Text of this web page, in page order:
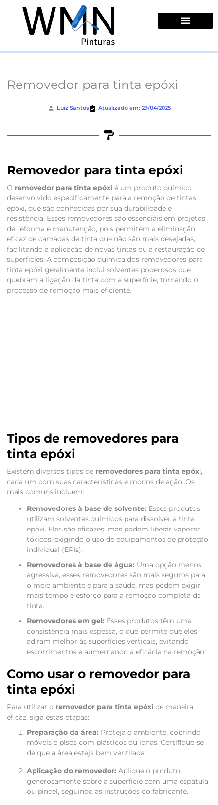
conteúdo
Removedor para tinta epóxi
Luiz Santos Atualizado em: 29/04/2025
Removedor para tinta epóxi
O removedor para tinta epóxié um produto químico
desenvolvido especificamente para a remoção de tintas
epóxi, que são conhecidas por sua durabilidade e
resistência. Esses removedores são essenciais em projetos
de reforma e manutenção, pois permitem a eliminação
eficaz de camadas de tinta que não são mais desejadas,
facilitando a aplicação de novas tintas ou a restauração de
superfícies. A composição química dos removedores para
tinta epóxi geralmente inclui solventes poderosos que
quebram a ligação da tinta com a superfície, tornando o
processo de remoção mais eficiente.
Tipos de removedores para
tinta epóxi
Existem diversos tipos de removedores para tinta epóxi,
cada um com suas características e modos de ação. Os
mais comuns incluem:
Removedores à base de solvente: Esses produtos
utilizam solventes químicos para dissolver a tinta
epóxi. Eles são eficazes, mas podem liberar vapores
tóxicos, exigindo o uso de equipamentos de proteção
individual (EPIs).
Removedores à base de água: Uma opção menos
agressiva, esses removedores são mais seguros para
o meio ambiente e para a saúde, mas podem exigir
mais tempo e esforço para a remoção completa da
tinta.
Removedores em gel: Esses produtos têm uma
consistência mais espessa, o que permite que eles
adiram melhor às superfícies verticais, evitando
escorrimentos e aumentando a eficácia na remoção.
Como usar o removedor para
tinta epóxi
Para utilizar o removedor para tinta epóxide maneira
eficaz, siga estas etapas:
Preparação da área: Proteja o ambiente, cobrindo
móveis e pisos com plásticos ou lonas. Certifique-se
de que a área esteja bem ventilada.
Aplicação do removedor: Aplique o produto
generosamente sobre a superfície com uma espátula
ou pincel, seguindo as instruções do fabricante.